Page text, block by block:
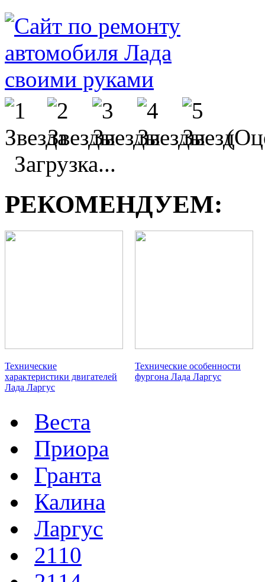
Загрузка...
РЕКОМЕНДУЕМ:
Технические
характеристики двигателей
Лада Ларгус
Технические особенности
фургона Лада Ларгус
Веста
Приора
Гранта
Калина
Ларгус
2110